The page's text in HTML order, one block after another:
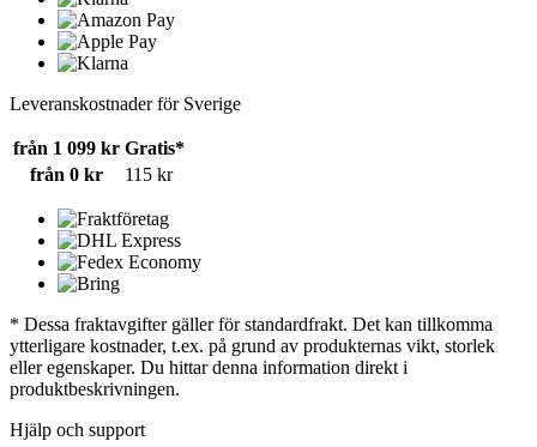
Leveranskostnader för Sverige
från 1 099 kr Gratis*
från 0 kr
115 kr
* Dessa fraktavgifter gäller för standardfrakt. Det kan tillkomma
ytterligare kostnader, t.ex. på grund av produkternas vikt, storlek
eller egenskaper. Du hittar denna information direkt i
produktbeskrivningen.
Hjälp och support